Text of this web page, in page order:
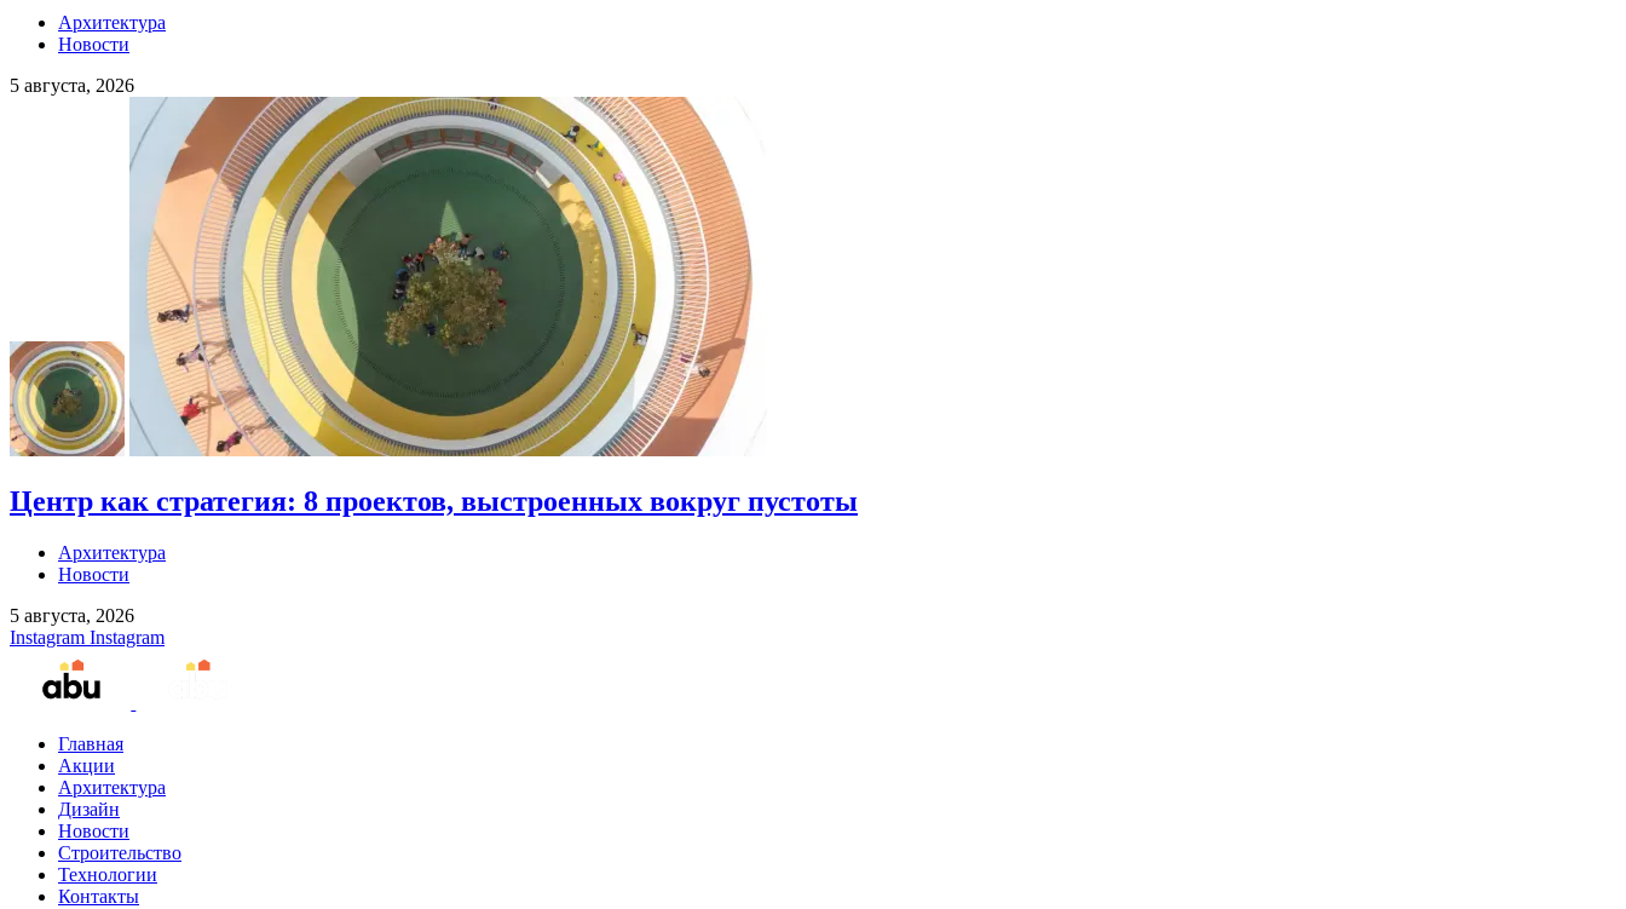
Архитектура
Новости
5 августа, 2026
Центр как стратегия: 8 проектов, выстроенных вокруг пустоты
Архитектура
Новости
5 августа, 2026
Instagram Instagram
Главная
Акции
Архитектура
Дизайн
Новости
Строительство
Технологии
Контакты